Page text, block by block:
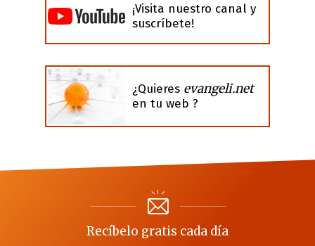
¡Visita nuestro canal y
suscríbete!
¿Quieres evangeli.net
en tu web ?
Recíbelo gratis cada día